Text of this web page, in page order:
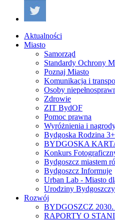
Aktualności
Miasto
Samorząd
Standardy Ochrony
Poznaj Miasto
Komunikacja i
Osoby
Zdrowie
ZIT BydOF
Pomoc prawna
Wyróżnienia i
Bydgoska Rodzina 3+
BYDGOSKA
Konkurs
Bydgoszcz miastem
Bydgoszcz Informuje
Urban Lab - Miasto
Urodziny Bydgoszczy
Rozwój
BYDGOSZCZ
RAPORTY O